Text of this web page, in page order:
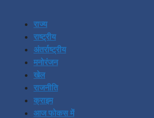
राज्य
राष्ट्रीय
अंतर्राष्ट्रीय
मनोरंजन
खेल
राजनीति
क्राइम
आज फोकस में